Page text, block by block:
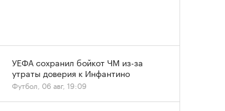
УЕФА сохранил бойкот ЧМ из-за
утраты доверия к Инфантино
Футбол, 06 авг, 19:09